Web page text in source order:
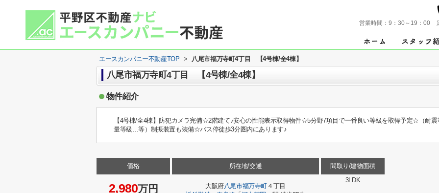
営業時間： 9：30～19：00
エースカンパニー不動産TOP > 八尾市福万寺町4丁目 【4号棟/全4棟】
八尾市福万寺町4丁目 【4号棟/全4棟】
物件紹介
【4号棟/全4棟】防犯カメラ完備☆2階建て♪安心の性能表示取得物件☆5分野7項目で一番良い等級を取得予定☆（耐
量等級…等）制振装置も装備☆バス停徒歩3分圏内にあります♪
価格
2,980万円
所在地/交通
大阪府八尾市福万寺町 ４丁目
間取り/建物面積
3LDK